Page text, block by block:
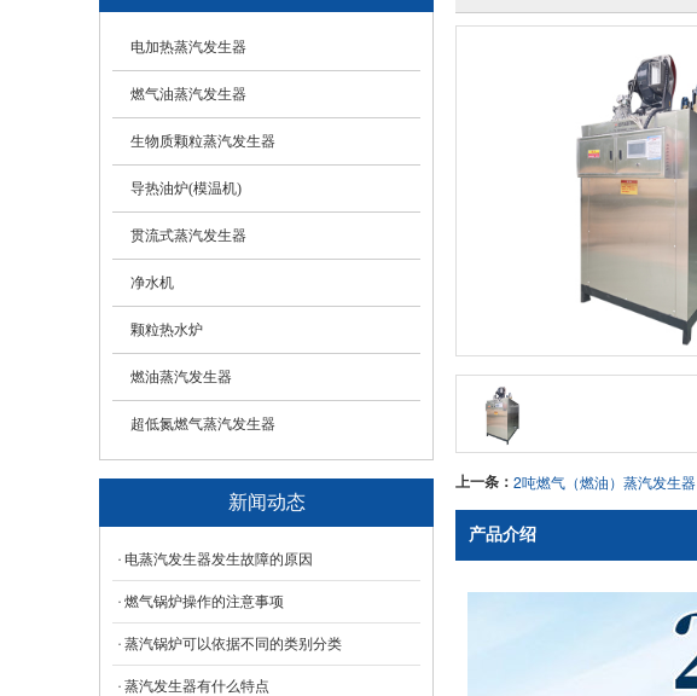
上一条： 2吨燃气（燃油）蒸汽发生器
产品介绍
电加热蒸汽发生器
燃气油蒸汽发生器
生物质颗粒蒸汽发生器
导热油炉(模温机)
贯流式蒸汽发生器
净水机
颗粒热水炉
燃油蒸汽发生器
超低氮燃气蒸汽发生器
新闻动态
电蒸汽发生器发生故障的原因
燃气锅炉操作的注意事项
蒸汽锅炉可以依据不同的类别分类
​蒸汽​发生器有什么特点